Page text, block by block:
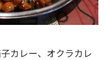
カレー、オクラカレ